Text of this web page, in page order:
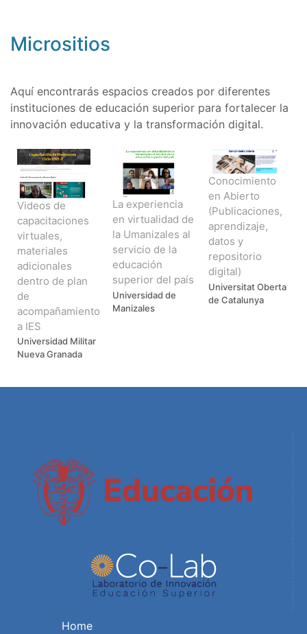
Micrositios
Aquí encontrarás espacios creados por diferentes
instituciones de educación superior para fortalecer la
innovación educativa y la transformación digital.
Videos de
capacitaciones
virtuales,
materiales
adicionales
dentro de plan
de
acompañamiento
a IES
Universidad Militar
Nueva Granada
La experiencia
en virtualidad de
la Umanizales al
servicio de la
educación
superior del país
Universidad de
Manizales
Conocimiento
en Abierto
(Publicaciones,
aprendizaje,
datos y
repositorio
digital)
Universitat Oberta
de Catalunya
Home